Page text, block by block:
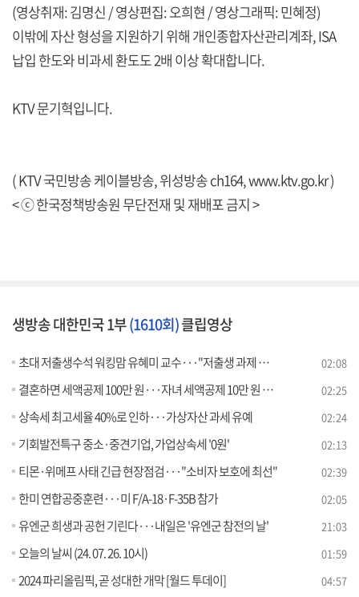
(영상취재: 김명신 / 영상편집: 오희현 / 영상그래픽: 민혜정)
이밖에 자산 형성을 지원하기 위해 개인종합자산관리계좌, ISA
납입 한도와 비과세 환도도 2배 이상 확대합니다.
KTV 문기혁입니다.
( KTV 국민방송 케이블방송, 위성방송 ch164,www.ktv.go.kr)
< ⓒ 한국정책방송원 무단전재 및 재배포 금지 >
생방송 대한민국 1부(1610회)클립영상
초대 저출생수석 워킹맘 유혜미 교수···"저출생 과제 과감히 발굴" 02:08
결혼하면 세액공제 100만 원···자녀 세액공제 10만 원 인상 02:25
상속세 최고세율 40%로 인하···가상자산 과세 유예 02:24
기회발전특구 중소·중견기업, 가업상속세 '0원' 02:13
티몬·위메프 사태 긴급 현장점검···"소비자 보호에 최선" 02:39
한미 연합공중훈련···미 F/A-18·F-35B 참가 02:05
유엔군 희생과 공헌 기린다···내일은 '유엔군 참전의 날' 21:03
오늘의 날씨 (24. 07. 26. 10시) 01:59
2024 파리올림픽, 곧 성대한 개막 [월드 투데이] 04:57